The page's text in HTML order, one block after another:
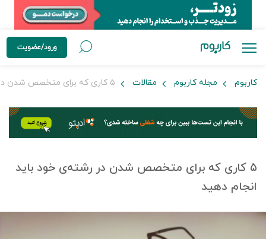
ورود/عضویت
کاربوم مجله کاربوم مقالات
۵ کاری که برای متخصص شدن در رشته‌ی خود باید
انجام دهید